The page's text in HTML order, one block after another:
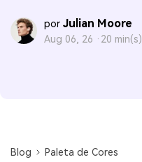
por Julian Moore
Aug 06, 26 · 20 min(s)
Blog
Paleta de Cores